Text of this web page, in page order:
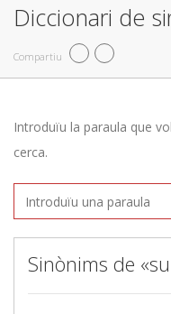
Diccionari de
Compartiu
Introduïu la paraula que
cerca.
Sinònims de